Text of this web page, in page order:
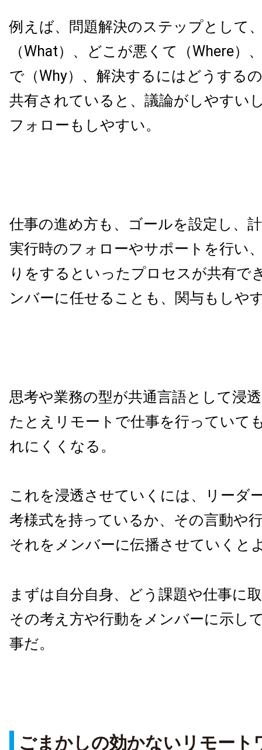
例えば、問題解決のステップとして
（What）、どこが悪くて（Where）
で（Why）、解決するにはどうする
共有されていると、議論がしやすい
フォローもしやすい。
仕事の進め方も、ゴールを設定し、
実行時のフォローやサポートを行い
りをするといったプロセスが共有で
ンバーに任せることも、関与もしや
思考や業務の型が共通言語として浸
たとえリモートで仕事を行っていて
れにくくなる。
これを浸透させていくには、リーダ
考様式を持っているか、その言動や
それをメンバーに伝播させていくと
まずは自分自身、どう課題や仕事に
その考え方や行動をメンバーに示し
事だ。
ごまかしの効かないリモート